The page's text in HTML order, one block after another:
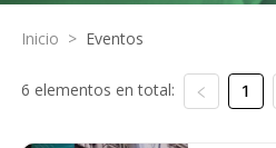
Inicio > Eventos
6 elementos en total: 1